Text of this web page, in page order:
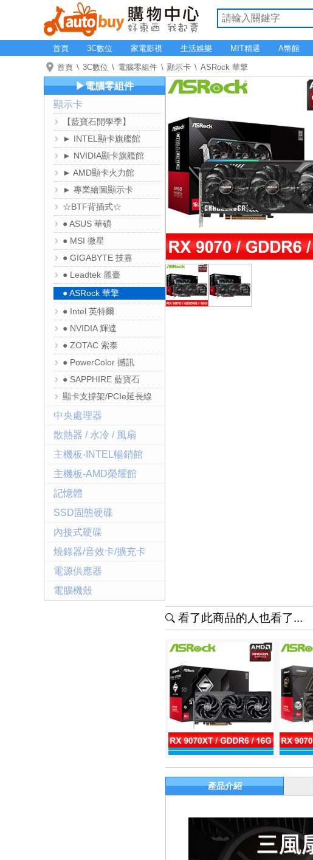
首頁 3C數位 家電影視 生活娛樂 MIT精選 A幣館
首頁 3C數位 電腦零組件 顯示卡 ASRock 華擎
看了此商品的人也看了...
產品介紹
▶電腦零組件
顯示卡
【藍寶石開學季】
► INTEL顯卡旗艦館
► NVIDIA顯卡旗艦館
► AMD顯卡火力館
► 專業繪圖顯示卡
☆BTF背插式☆
● ASUS 華碩
● MSI 微星
● GIGABYTE 技嘉
● Leadtek 麗臺
● ASRock 華擎
● Intel 英特爾
● NVIDIA 輝達
● ZOTAC 索泰
● PowerColor 撼訊
● SAPPHIRE 藍寶石
顯卡支撐架/PCIe延長線
中央處理器
散熱器 / 水冷 / 風扇
主機板-INTEL暢銷館
主機板-AMD榮耀館
記憶體
SSD固態硬碟
內接式硬碟
燒錄器/音效卡/擴充卡
電源供應器
電腦機殼